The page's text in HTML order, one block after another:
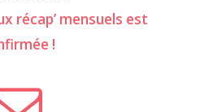
récap’ mensuels est
!